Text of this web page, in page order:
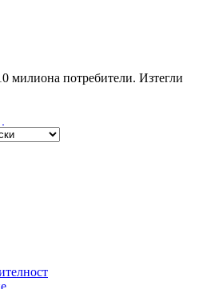
милиона потребители. Изтегли